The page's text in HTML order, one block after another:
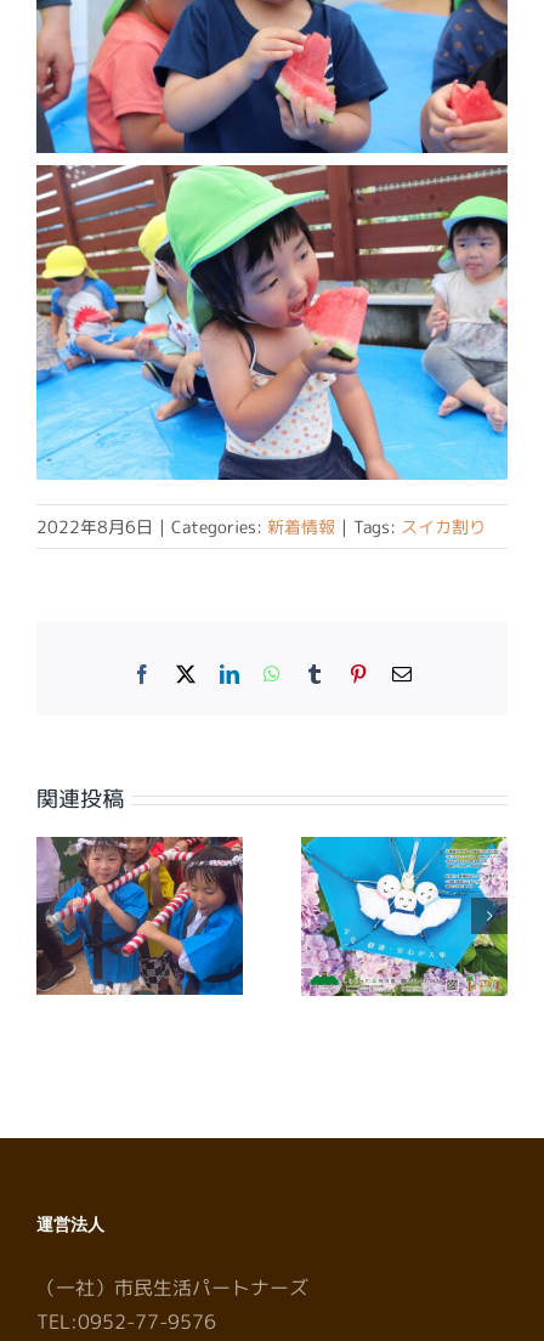
2022年8月6日 | Categories: 新着情報 | Tags: スイカ割り
Facebook LinkedInWhatsApp
Tumblr Pinterest
電
関連投稿
【広報誌】ワイ
ヤーさが2026
年7月号に掲載
しました
【広報誌】ワイ
ヤーさが2026
年6月号に掲載
しました
運営法人
（一社）市民生活パートナーズ
TEL:0952-77-9576